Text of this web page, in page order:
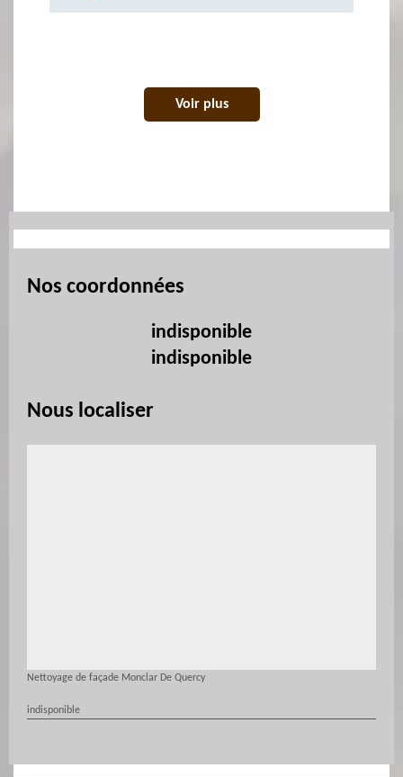
Voir plus
Nos coordonnées
indisponible
indisponible
Nous localiser
Nettoyage de façade Monclar De Quercy
indisponible